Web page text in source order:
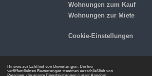
Wohnungen zum Kauf
Wohnungen zur Miete
Cookie-Einstellungen
Hinweis zur Echtheit von Bewertungen: Die hier
veröffentlichten Bewertungen stammen ausschließlich von
Personen, die unsere Dienstleistungen / unser Angebot